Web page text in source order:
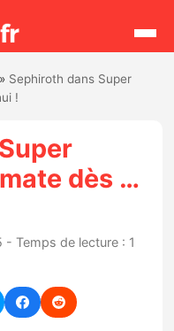
» Sephiroth dans Super
!
dès …
Temps de lecture : 1